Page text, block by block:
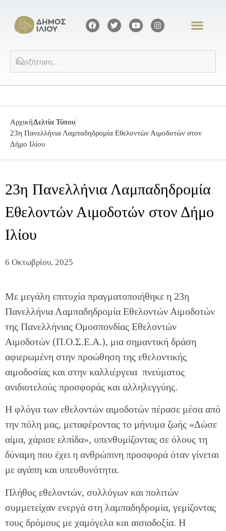
ΑρχικήΔελτία Τύπου
23η Πανελλήνια Λαμπαδηδρομία Εθελοντών Αιμοδοτών στον
Δήμο Ιλίου
23η Πανελλήνια Λαμπαδηδρομία
Εθελοντών Αιμοδοτών στον Δήμο
Ιλίου
6 Οκτωβρίου, 2025
Με μεγάλη επιτυχία πραγματοποιήθηκε η 23η
Πανελλήνια Λαμπαδηδρομία Εθελοντών Αιμοδοτών
της Πανελλήνιας Ομοσπονδίας Εθελοντών
Αιμοδοτών (Π.Ο.Σ.Ε.Α.), μια σημαντική δράση
αφιερωμένη στην προώθηση της εθελοντικής
αιμοδοσίας και στην καλλιέργεια πνεύματος
ανιδιοτελούς προσφοράς και αλληλεγγύης.
Η φλόγα των εθελοντών αιμοδοτών πέρασε μέσα από
την πόλη μας, μεταφέροντας το μήνυμα ζωής «Δώσε
αίμα, χάρισε ελπίδα», υπενθυμίζοντας σε όλους τη
δύναμη που έχει η ανθρώπινη προσφορά όταν γίνεται
με αγάπη και υπευθυνότητα.
Πλήθος εθελοντών, συλλόγων και πολιτών
συμμετείχαν ενεργά στη λαμπαδηδρομία, γεμίζοντας
τους δρόμους με χαμόγελα και αισιοδοξία. Η